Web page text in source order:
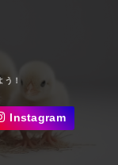
Instagram